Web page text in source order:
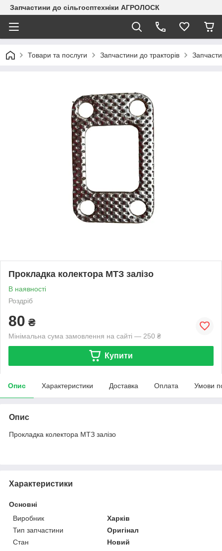
Запчастини до сільгосптехніки АГРОЛОСК
Товари та послуги Запчастини до тракторів
Прокладка колектора МТЗ залізо
В наявності
Роздріб
80 ₴
Мінімальна сума замовлення на сайті — 250 ₴
Купити
Опис Характеристики Доставка Оплата Умови
Опис
Прокладка колектора МТЗ залізо
Характеристики
Основні
Виробник
Харків
Тип запчастини
Оригінал
Стан
Новий